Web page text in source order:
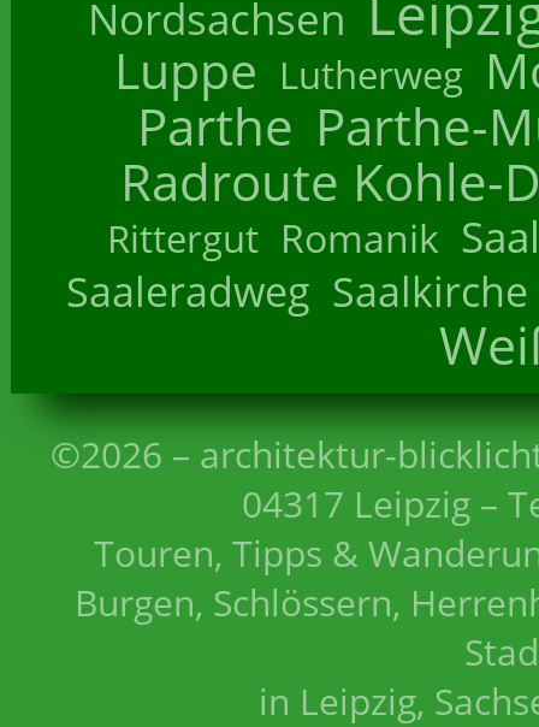
Nordsachsen
Luppe Lutherweg
Parthe Parthe-
Radroute Kohle-
Rittergut Romanik
Saaleradweg Saalkirche
©2026 – architektur-
04317 Leipzig –
Touren, Tipps &
Burgen, Schlössern,
in Leipzig,